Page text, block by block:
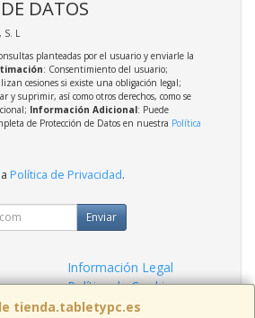
tienda.tabletypc.es
DATOS
S. L
planteadas por el usuario y enviarle la
: Consentimiento del usuario;
cesiones si existe una obligación legal;
y suprimir, así como otros derechos, como se
Información Adicional: Puede
de Protección de Datos en nuestra Política
Política de Privacidad.
Enviar
Información Legal
Política de Cookies
Formas de Pago